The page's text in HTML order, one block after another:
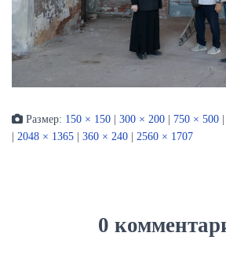
Размер: 150 × 150 | 300 × 200 | 750 × 500 |
| 2048 × 1365 | 360 × 240 | 2560 × 1707
0